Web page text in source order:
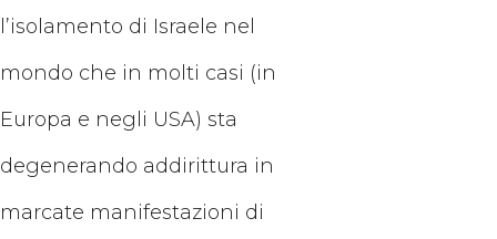
l’isolamento di Israele nel
mondo che in molti casi (in
Europa e negli USA) sta
degenerando addirittura in
marcate manifestazioni di